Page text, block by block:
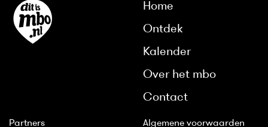
Home
Ontdek
Kalender
Over het mbo
Contact
Partners Algemene voorwaarden